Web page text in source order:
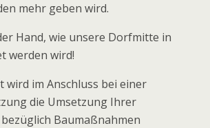
mehr geben wird.
Hand, wie unsere Dorfmitte in
werden wird!
wird im Anschluss bei einer
die Umsetzung Ihrer
Baumaßnahmen